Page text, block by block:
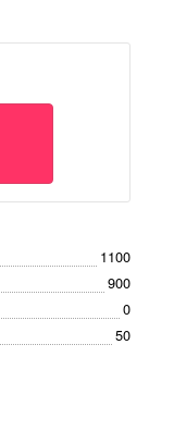
1100
900
0
50